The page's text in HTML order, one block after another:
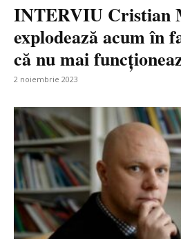
INTERVIU Cristian
explodează acum în
că nu mai
2 noiembrie 2023